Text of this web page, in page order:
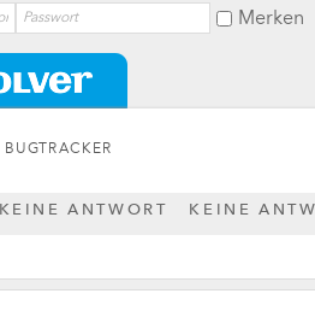
Merken
BUGTRACKER
KEINE ANTWORT KEINE